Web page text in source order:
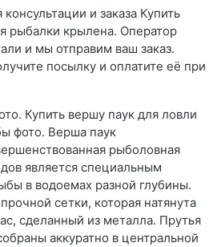
и заказа Купить
рыбалки крылена. Оператор
и мы отправим ваш заказ.
посылку и оплатите её при
Купить вершу паук для ловли
фото. Верша паук
рыболовная
является специальным
в водоемах разной глубины.
сетки, которая натянута
сделанный из металла. Прутья
аккуратно в центральной